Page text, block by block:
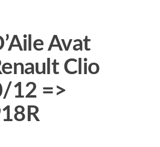
Avat
Clio
12 =>